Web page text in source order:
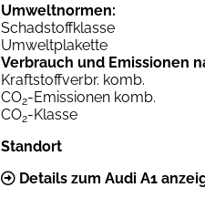
Umweltnormen:
Schadstoffklasse
Umweltplakette
Verbrauch und Emissionen
Kraftstoffverbr. komb.
CO2-Emissionen komb.
CO2-Klasse
Standort
Details zum Audi A1